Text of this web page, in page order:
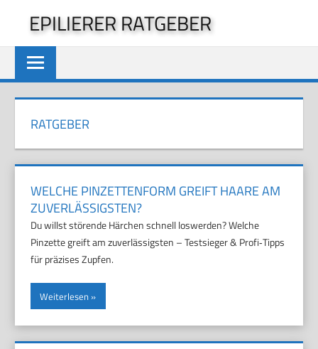
springen
EPILIERER RATGEBER
RATGEBER
WELCHE PINZETTENFORM GREIFT HAARE AM
ZUVERLÄSSIGSTEN?
Du willst störende Härchen schnell loswerden? Welche
Pinzette greift am zuverlässigsten – Testsieger & Profi‑Tipps
für präzises Zupfen.
Weiterlesen